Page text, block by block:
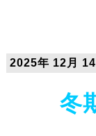
2025年 12月
冬